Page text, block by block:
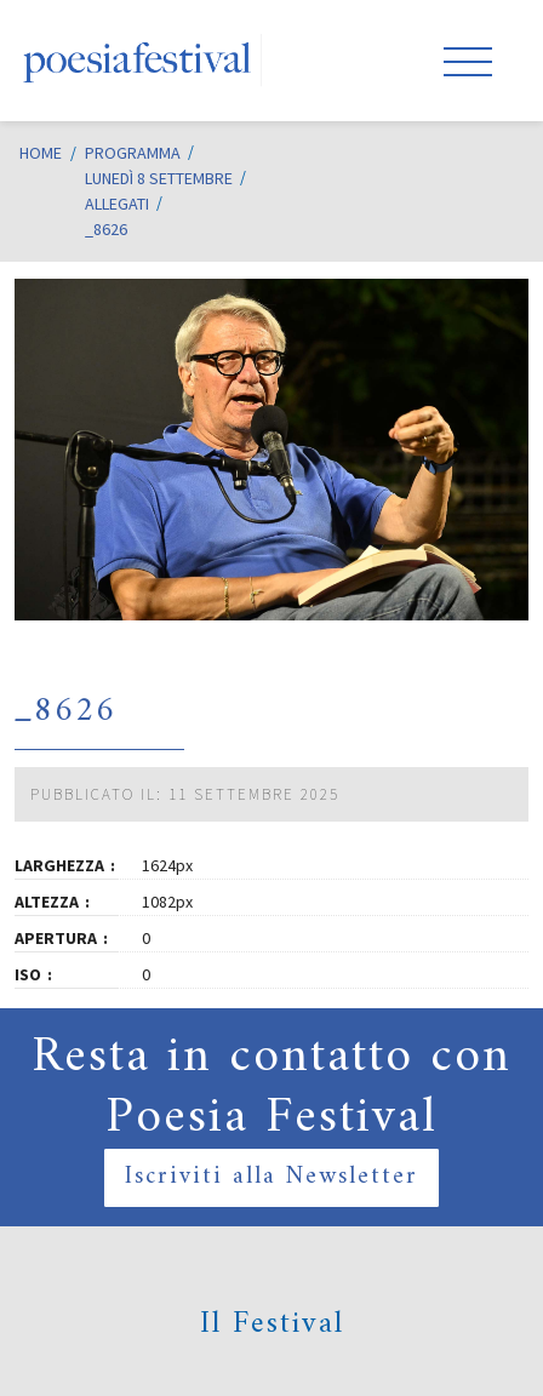
HOME / PROGRAMMA
LUNEDÌ 8 SETTEMBRE
ALLEGATI
_8626
_8626
PUBBLICATO IL: 11 SETTEMBRE 2025
LARGHEZZA
1624px
ALTEZZA
1082px
APERTURA
0
ISO
0
Resta in contatto con
Poesia Festival
Iscriviti alla Newsletter
Il Festival